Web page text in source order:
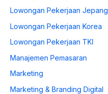
Lowongan Pekerjaan Jepang
Lowongan Pekerjaan Korea
Lowongan Pekerjaan TKI
Manajemen Pemasaran
Marketing
Marketing & Branding Digital